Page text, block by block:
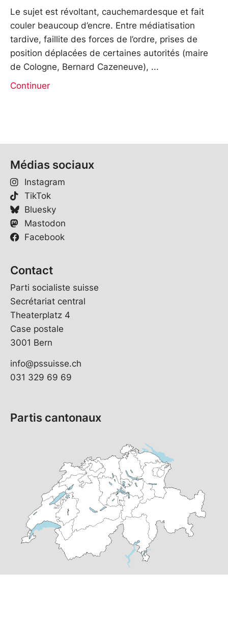
Le sujet est révoltant, cauchemardesque et fait
couler beaucoup d’encre. Entre médiatisation
tardive, faillite des forces de l’ordre, prises de
position déplacées de certaines autorités (maire
de Cologne, Bernard Cazeneuve),
Continuer
Médias sociaux
Instagram
TikTok
Bluesky
Mastodon
Facebook
Contact
Parti socialiste suisse
Secrétariat central
Theaterplatz 4
Case postale
3001 Bern
info@pssuisse.ch
031 329 69 69
Partis cantonaux